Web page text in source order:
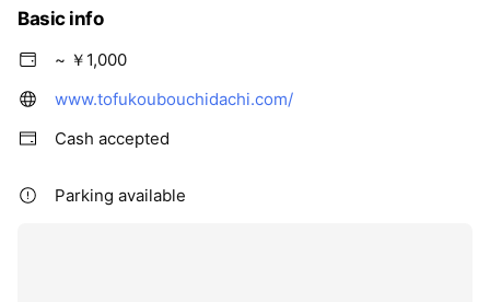
Basic info
~ ￥1,000
www.tofukoubouchidachi.com/
Cash accepted
Parking available